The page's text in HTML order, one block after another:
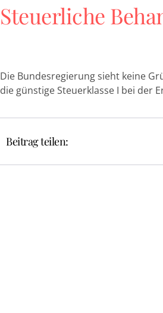
Steuerliche
Die Bundesregierung sieht keine
die günstige Steuerklasse I bei der
Beitrag teilen: